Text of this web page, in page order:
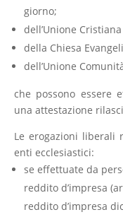
giorno;
dell’Unione
della Chiesa
dell’Unione
che possono essere
una attestazione
Le erogazioni liberali
enti ecclesiastici:
se effettuate da
reddito d’impresa
reddito d’impresa